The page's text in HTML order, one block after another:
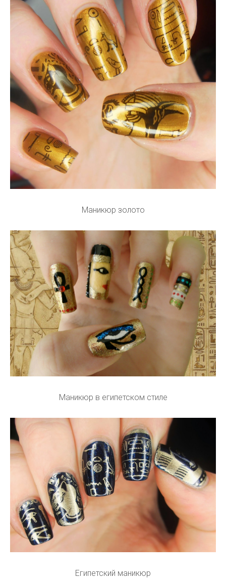
Маникюр золото
Маникюр в египетском стиле
Египетский маникюр